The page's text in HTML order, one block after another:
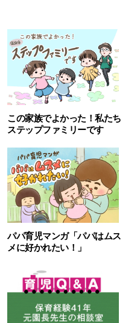
この家族でよかった！私たち
ステップファミリーです
パパ育児マンガ「パパはムス
メに好かれたい！」